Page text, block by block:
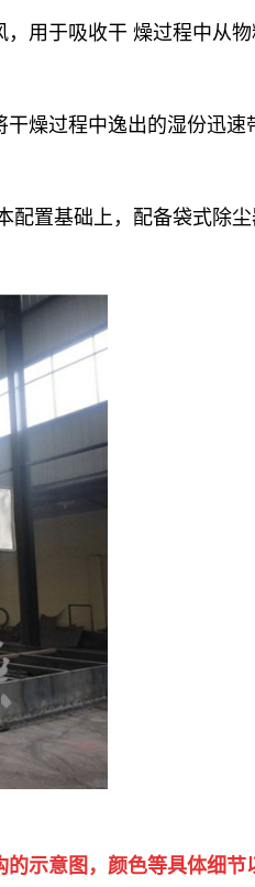
用于吸收干 燥过程中从
燥过程中逸出的湿份迅速
置基础上，配备袋式除尘
示意图，颜色等具体细节